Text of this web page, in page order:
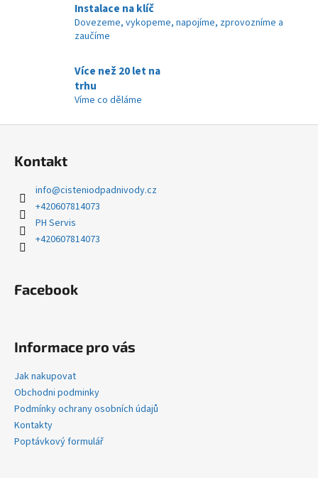
ý
s
Instalace na klíč
Dovezeme, vykopeme, napojíme, zprovozníme a
zaučíme
Více než 20 let na
trhu
Víme co děláme
Kontakt
info@cisteniodpadnivody.cz
+420607814073
PH Servis
+420607814073
Facebook
Informace pro vás
Jak nakupovat
Obchodni podminky
Podmínky ochrany osobních údajů
Kontakty
Poptávkový formulář